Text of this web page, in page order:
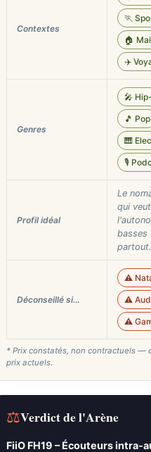
Contextes
🏃
🏠
✈️
Genres
🎤
🎵 Pop
🎹
🎙️
Profil idéal
Le
qui
basses
partout.
Déconseillé si…
⚠️
⚠️
⚠️
* Prix constatés, non contractuels —
prix actuels.
⚖Verdict de l'Arène
FiiO FH19 – Écouteurs